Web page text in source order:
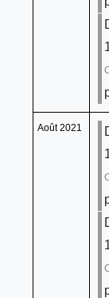
Août 2021